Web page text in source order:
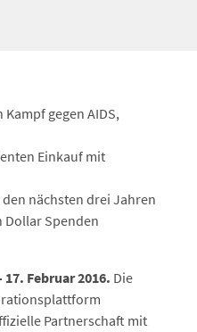
gegen AIDS,
Einkauf mit
nächsten drei Jahren
Spenden
Februar 2016. Die
Partnerschaft mit